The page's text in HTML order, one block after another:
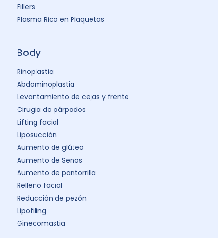
Fillers
Plasma Rico en Plaquetas
Body
Rinoplastia
Abdominoplastia
Levantamiento de cejas y frente
Cirugia de párpados
Lifting facial
Liposucción
Aumento de glúteo
Aumento de Senos
Aumento de pantorrilla
Relleno facial
Reducción de pezón
Lipofiling
Ginecomastia